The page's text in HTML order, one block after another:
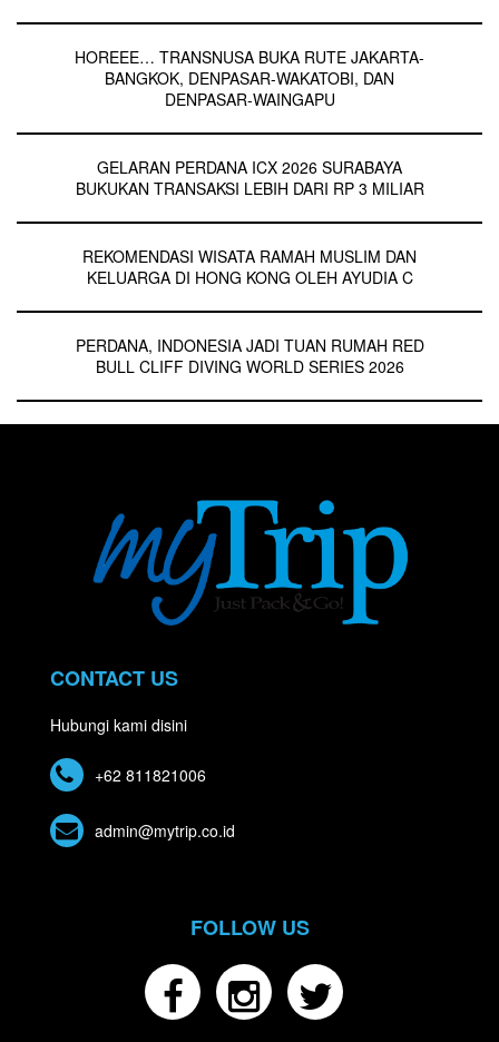
HOREEE… TRANSNUSA BUKA RUTE JAKARTA-
BANGKOK, DENPASAR-WAKATOBI, DAN
DENPASAR-WAINGAPU
GELARAN PERDANA ICX 2026 SURABAYA
BUKUKAN TRANSAKSI LEBIH DARI RP 3 MILIAR
REKOMENDASI WISATA RAMAH MUSLIM DAN
KELUARGA DI HONG KONG OLEH AYUDIA C
PERDANA, INDONESIA JADI TUAN RUMAH RED
BULL CLIFF DIVING WORLD SERIES 2026
CONTACT US
Hubungi kami disini
+62 811821006
admin@mytrip.co.id
FOLLOW US